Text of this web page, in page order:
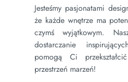
Jesteśmy pasjonatami
że każde wnętrze ma
czymś wyjątkowym.
dostarczanie
pomogą Ci
przestrzeń marzeń!